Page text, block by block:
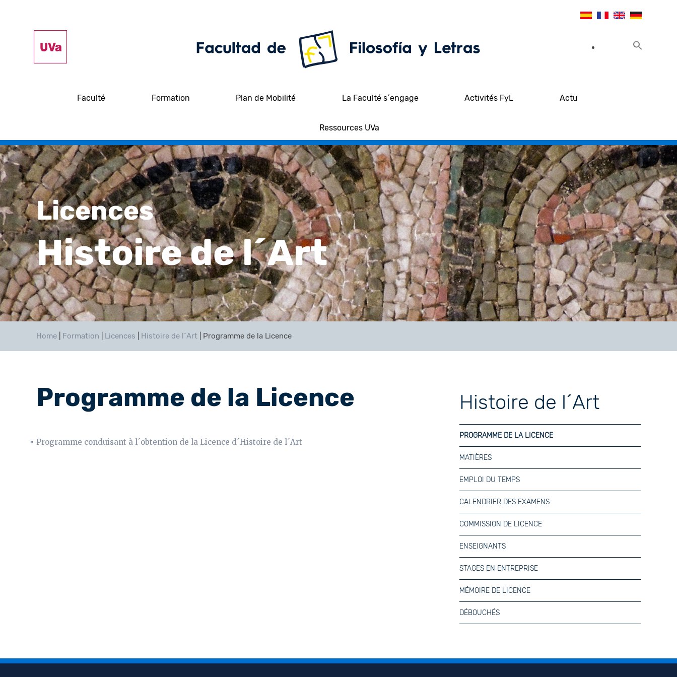
Faculté Formation Plan de Mobilité La Faculté s´engage Activités FyL Actu
Ressources UVa
Licences
Histoire de l´Art
Home Formation Licences Histoire de l´Art Programme de la Licence
Programme de la Licence
Programme conduisant à l´obtention de la Licence d´Histoire de l´Art
Histoire de l´Art
PROGRAMME DE LA LICENCE
MATIÈRES
EMPLOI DU TEMPS
CALENDRIER DES EXAMENS
COMMISSION DE LICENCE
ENSEIGNANTS
STAGES EN ENTREPRISE
MÉMOIRE DE LICENCE
DÉBOUCHÉS